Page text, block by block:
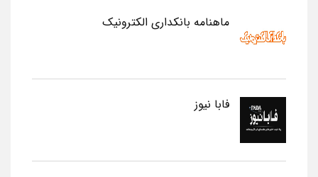
ماهنامه بانکداری الکترونیک
فابا نیوز